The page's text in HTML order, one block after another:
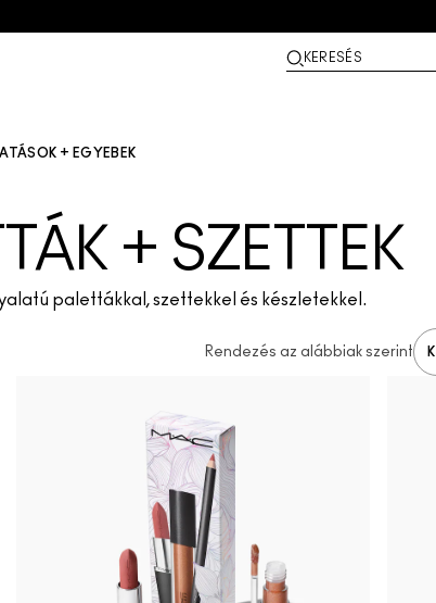
KERESÉS
+ EGYEBEK
+ SZETTEK
palettákkal, szettekkel és készletekkel.
Rendezés az alábbiak szerint